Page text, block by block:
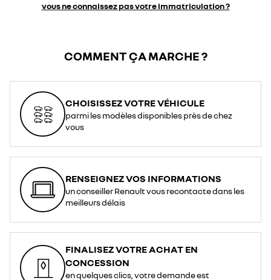
vous ne connaissez pas votre immatriculation ?
COMMENT ÇA MARCHE ?
CHOISISSEZ VOTRE VÉHICULE
parmi les modèles disponibles près de chez
vous
RENSEIGNEZ VOS INFORMATIONS
un conseiller Renault vous recontacte dans les
meilleurs délais
FINALISEZ VOTRE ACHAT EN
CONCESSION
en quelques clics, votre demande est